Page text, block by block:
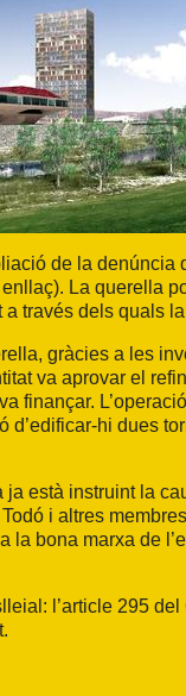
de la
enllaç). La querella
a través dels quals
gràcies a les
va aprovar el
finançar.
d’edificar-hi dues
ja està instruint la
i altres
bona marxa de
l’article 295